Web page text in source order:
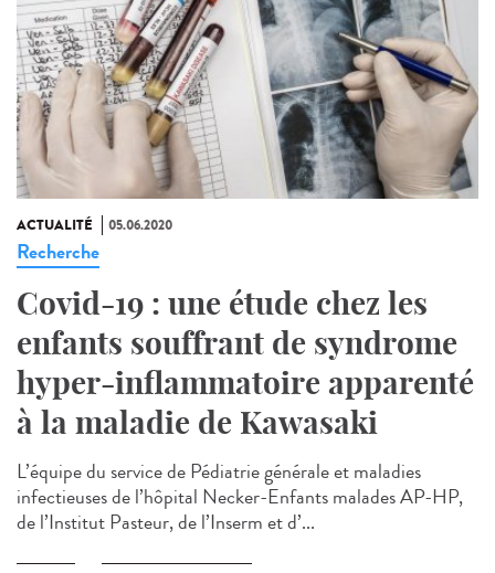
ACTUALITÉ 05.06.2020
Recherche
Covid-19 : une étude chez les
enfants souffrant de syndrome
hyper-inflammatoire apparenté
à la maladie de Kawasaki
L’équipe du service de Pédiatrie générale et maladies
infectieuses de l’hôpital Necker-Enfants malades AP-HP,
de l’Institut Pasteur, de l’Inserm et d’...